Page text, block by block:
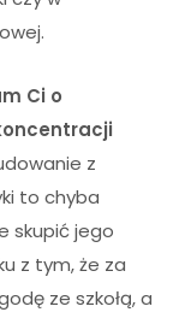
Ci o
z
to chyba
skupić jego
z tym, że za
ze szkołą, a